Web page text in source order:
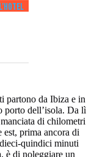
partono da Ibiza e in
porto dell’isola. Da lì
di chilometri
prima ancora di
quindici minuti
è di noleggiare un